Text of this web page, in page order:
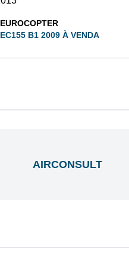
EUROCOPTER
EC155 B1 2009 À VENDA
AIRCONSULT